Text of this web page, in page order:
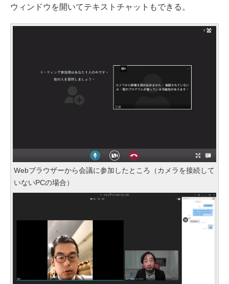
ウィンドウを開いてテキストチャットもできる。
Webブラウザーから会議に参加したところ（カメラを接続して
いないPCの場合）